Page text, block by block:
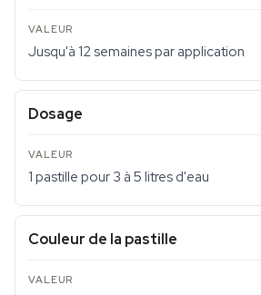
Jusqu'à 12 semaines par application
Dosage
1 pastille pour 3 à 5 litres d'eau
Couleur de la pastille